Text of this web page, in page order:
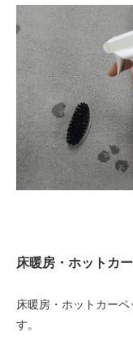
床暖房・ホットカ
床暖房・ホットカー
す。